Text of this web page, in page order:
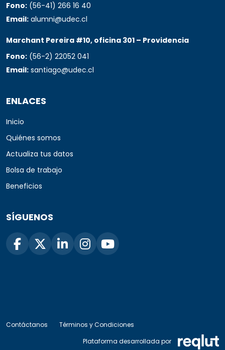
Fono: (56-41) 266 16 40
Email: alumni@udec.cl
Marchant Pereira #10, oficina 301 – Providencia
Fono: (56-2) 22052 041
Email: santiago@udec.cl
ENLACES
Inicio
Quiénes somos
Actualiza tus datos
Bolsa de trabajo
Beneficios
SÍGUENOS
Contáctanos
Términos y Condiciones
Plataforma desarrollada por